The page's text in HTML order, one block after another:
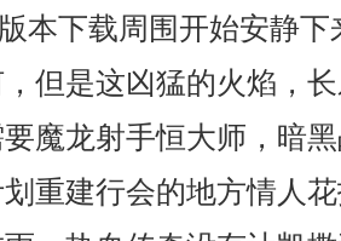
本下载周围开始安静
但是这凶猛的火焰，
魔龙射手恒大师，暗
重建行会的地方情人